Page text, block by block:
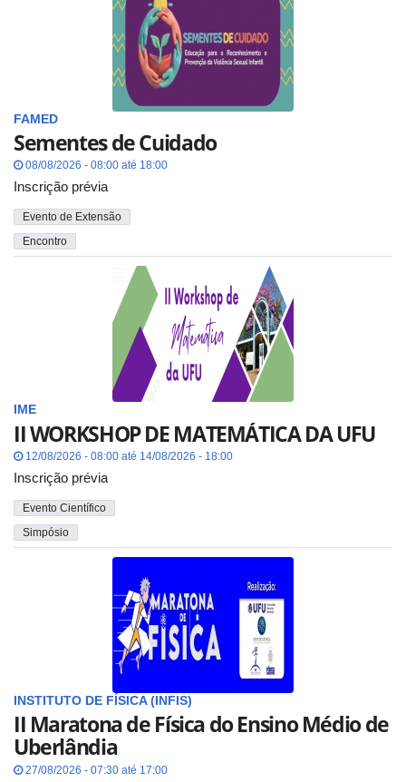
FAMED
Sementes de Cuidado
08/08/2026 - 08:00 até 18:00
Inscrição prévia
Evento de Extensão
Encontro
IME
II WORKSHOP DE MATEMÁTICA DA UFU
12/08/2026 - 08:00 até 14/08/2026 - 18:00
Inscrição prévia
Evento Científico
Simpósio
INSTITUTO DE FÍSICA (INFIS)
II Maratona de Física do Ensino Médio de
Uberlândia
27/08/2026 - 07:30 até 17:00